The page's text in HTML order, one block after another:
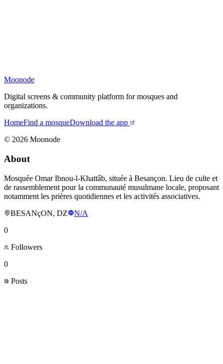
Moonode
Digital screens & community platform for mosques and
organizations.
HomeFind a mosqueDownload the app
© 2026 Moonode
About
Mosquée Omar Ibnou-l-Khattâb, située à Besançon. Lieu de culte et
de rassemblement pour la communauté musulmane locale, proposant
notamment les prières quotidiennes et les activités associatives.
BESANçON, DZ
N/A
0
Followers
0
Posts